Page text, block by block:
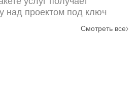
над проектом под ключ
Смотреть все